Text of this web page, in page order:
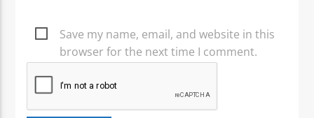
Save my name, email, and website in this
browser for the next time I comment.